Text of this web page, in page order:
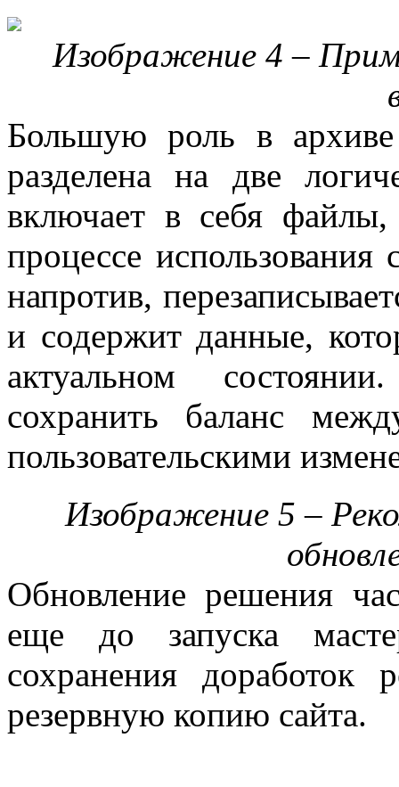
Изображение 4 –
Большую роль в архиве
разделена на две
включает в себя
процессе использования
напротив,
и содержит данные,
актуальном
сохранить баланс
пользовательскими
Изображение 5 –
Обновление решения
еще до запуска
сохранения доработок
резервную копию сайта.